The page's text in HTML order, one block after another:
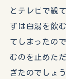
とテレビで観
ずは白湯を飲
てしまったの
むのを止めた
ぎたのでしょ